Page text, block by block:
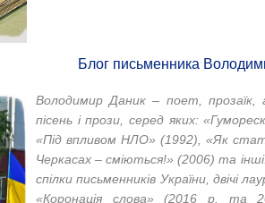
Блог письменника
Володимир Даник – поет, прозаїк,
пісень і прози, серед яких:
«Під впливом НЛО» (1992), «Як
Черкасах – сміються!» (2006) та
спілки письменників України, двічі
«Коронація слова» (2016 р. та